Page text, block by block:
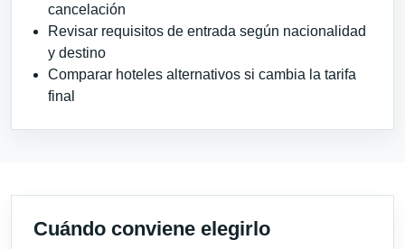
cancelación
Revisar requisitos de entrada según nacionalidad
y destino
Comparar hoteles alternativos si cambia la tarifa
final
Cuándo conviene elegirlo